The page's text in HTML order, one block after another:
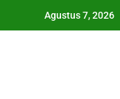
Agustus 7, 2026